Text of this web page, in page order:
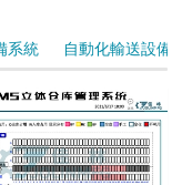
系統 自動化輸送設備